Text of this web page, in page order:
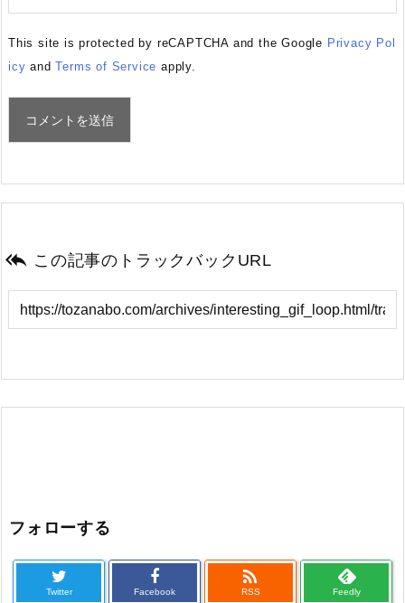
This site is protected by reCAPTCHA and the Google Privacy Pol
icy andTerms of Service apply.
 この記事のトラックバックURL
フォローする
Twitter Facebook

RSS Feedly